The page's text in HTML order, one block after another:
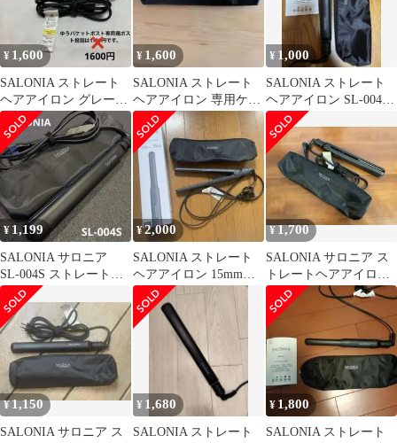
¥ 1,600
SALONIA ストレート
ヘアアイロン グレー
SL-004S 24mm
¥ 1,600
SALONIA ストレート
ヘアアイロン 専用ケー
ス付 SL-004S
¥ 1,000
SALONIA ストレート
ヘアアイロン SL-004S
本体
¥ 1,199
SALONIA サロニア
SL-004S ストレートア
イロン 専用ケース付
き
¥2,000
SALONIA ストレート
ヘアアイロン 15mm
SL-004Sケース付
¥1,700
SALONIA サロニア ス
トレートヘアアイロン
24mm 黒 ポーチ付
¥1,150
SALONIA サロニア ス
¥ 1,680
SALONIA ストレート
¥ 1,800
SALONIA ストレート